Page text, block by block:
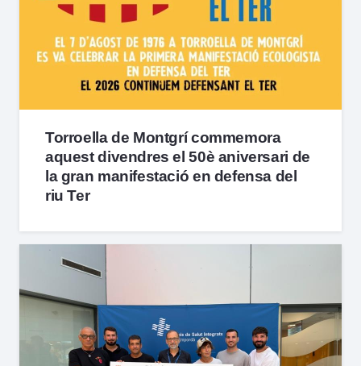
Torroella de Montgrí commemora
aquest divendres el 50è aniversari de
la gran manifestació en defensa del
riu Ter